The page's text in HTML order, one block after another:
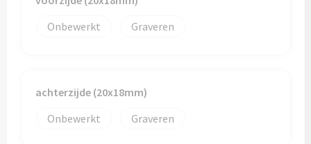
Sporttassen
Hoofdbescherming
Onbewerkt
Graveren
achterzijde (20x18mm)
Onbewerkt
Graveren